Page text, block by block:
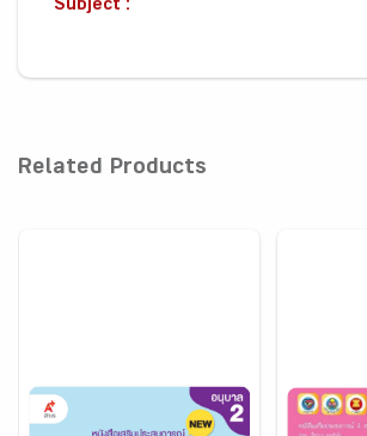
Subject :
Related Products